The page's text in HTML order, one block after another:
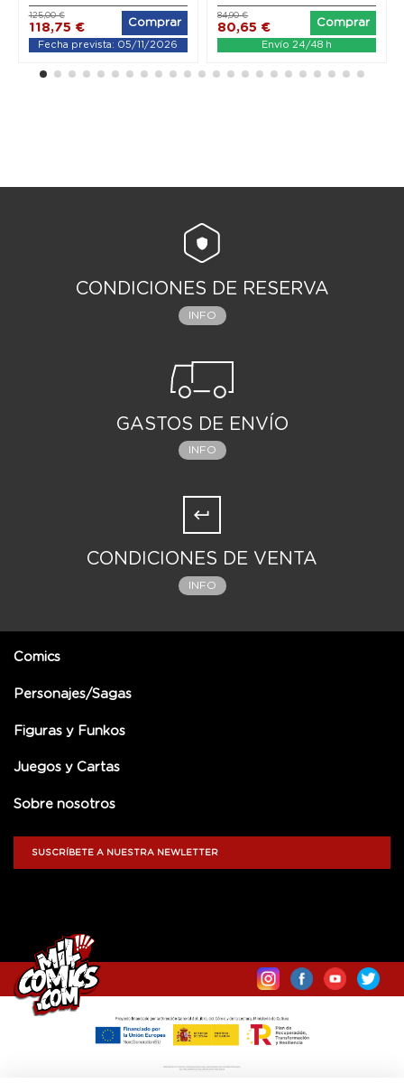
118,75 €
125,00 €
Comprar
Fecha prevista: 05/11/2026
80,65 €
84,90 €
Comprar
Envío 24/48 h
CONDICIONES DE RESERVA
INFO
GASTOS DE ENVÍO
INFO
CONDICIONES DE VENTA
INFO
Comics
Personajes/Sagas
Figuras y Funkos
Juegos y Cartas
Sobre nosotros
SUSCRÍBETE A NUESTRA NEWLETTER